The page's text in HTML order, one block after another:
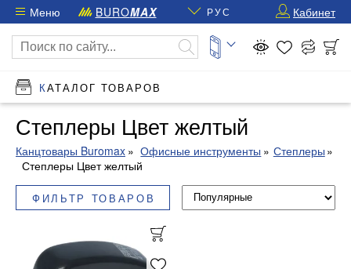
Меню BUROMAX РУС Кабинет
КАТАЛОГ ТОВАРОВ
Степлеры Цвет желтый
Канцтовары Buromax Офисные инструменты
Степлеры
Степлеры Цвет желтый
ФИЛЬТР ТОВАРОВ